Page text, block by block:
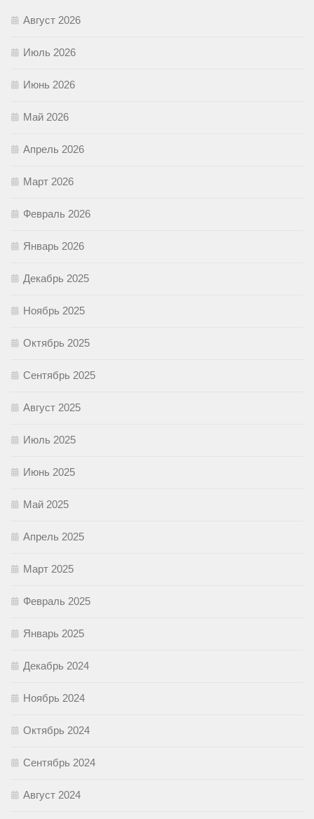
Август 2026
Июль 2026
Июнь 2026
Май 2026
Апрель 2026
Март 2026
Февраль 2026
Январь 2026
Декабрь 2025
Ноябрь 2025
Октябрь 2025
Сентябрь 2025
Август 2025
Июль 2025
Июнь 2025
Май 2025
Апрель 2025
Март 2025
Февраль 2025
Январь 2025
Декабрь 2024
Ноябрь 2024
Октябрь 2024
Сентябрь 2024
Август 2024